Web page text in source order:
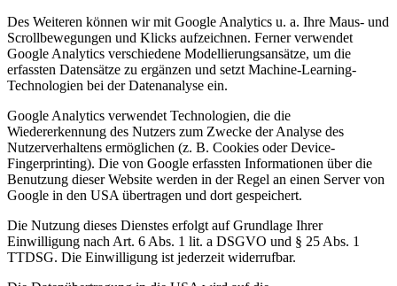
Des Weiteren können wir mit Google Analytics u. a. Ihre Maus- und
Scrollbewegungen und Klicks aufzeichnen. Ferner verwendet
Google Analytics verschiedene Modellierungsansätze, um die
erfassten Datensätze zu ergänzen und setzt Machine-Learning-
Technologien bei der Datenanalyse ein.
Google Analytics verwendet Technologien, die die
Wiedererkennung des Nutzers zum Zwecke der Analyse des
Nutzerverhaltens ermöglichen (z. B. Cookies oder Device-
Fingerprinting). Die von Google erfassten Informationen über die
Benutzung dieser Website werden in der Regel an einen Server von
Google in den USA übertragen und dort gespeichert.
Die Nutzung dieses Dienstes erfolgt auf Grundlage Ihrer
Einwilligung nach Art. 6 Abs. 1 lit. a DSGVO und § 25 Abs. 1
TTDSG. Die Einwilligung ist jederzeit widerrufbar.